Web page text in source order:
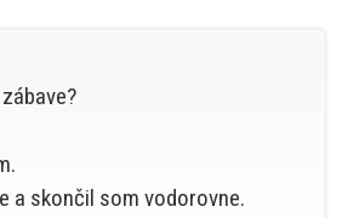
a skončil som vodorovne.